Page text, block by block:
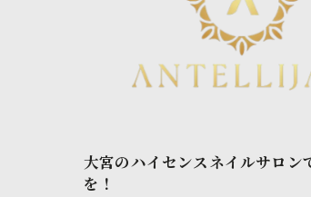
大宮のハイセンスネイルサロン
を！